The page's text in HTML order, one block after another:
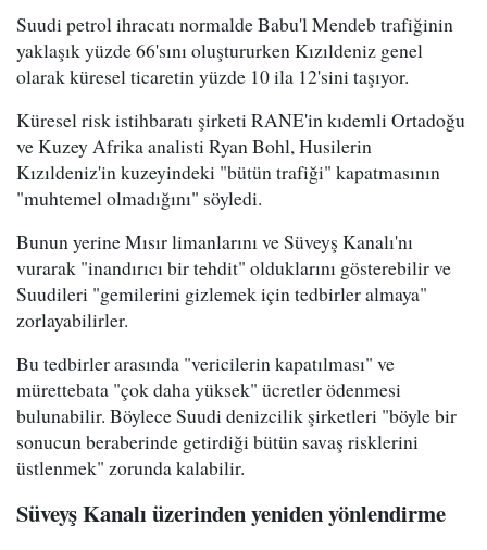
Suudi petrol ihracatı normalde Babu'l Mendeb trafiğinin
yaklaşık yüzde 66'sını oluştururken Kızıldeniz genel
olarak küresel ticaretin yüzde 10 ila 12'sini taşıyor.
Küresel risk istihbaratı şirketi RANE'in kıdemli Ortadoğu
ve Kuzey Afrika analisti Ryan Bohl, Husilerin
Kızıldeniz'in kuzeyindeki "bütün trafiği" kapatmasının
"muhtemel olmadığını" söyledi.
Bunun yerine Mısır limanlarını ve Süveyş Kanalı'nı
vurarak "inandırıcı bir tehdit" olduklarını gösterebilir ve
Suudileri "gemilerini gizlemek için tedbirler almaya"
zorlayabilirler.
Bu tedbirler arasında "vericilerin kapatılması" ve
mürettebata "çok daha yüksek" ücretler ödenmesi
bulunabilir. Böylece Suudi denizcilik şirketleri "böyle bir
sonucun beraberinde getirdiği bütün savaş risklerini
üstlenmek" zorunda kalabilir.
Süveyş Kanalı üzerinden yeniden yönlendirme